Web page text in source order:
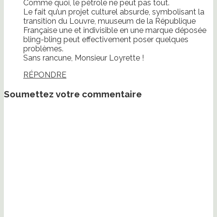
Comme quoi, le pétrole ne peut pas tout.
Le fait qu’un projet culturel absurde, symbolisant la
transition du Louvre, muuseum de la République
Française une et indivisible en une marque déposée
bling-bling peut effectivement poser quelques
problèmes.
Sans rancune, Monsieur Loyrette !
RÉPONDRE
Soumettez votre commentaire